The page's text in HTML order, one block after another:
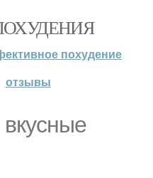
похудение
отзывы